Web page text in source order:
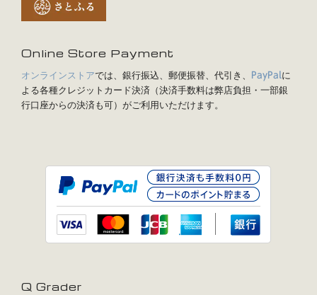
Online Store Payment
オンラインストアでは、銀行振込、郵便振替、代引き、 PayPalに
よる各種クレジットカード決済（決済手数料は弊店負担・一部銀
行口座からの決済も可）がご利用いただけます。
Q Grader